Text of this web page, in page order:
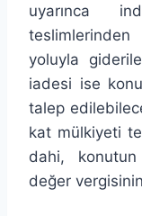
uyarınca
yoluyla
iadesi ise
talep
kat mülkiyeti
dahi,
değer